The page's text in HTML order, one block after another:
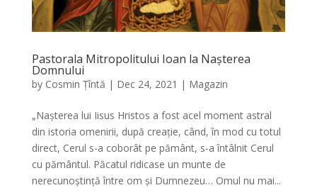
Pastorala Mitropolitului Ioan la Nașterea
Domnului
by Cosmin Țîntă | Dec 24, 2021 | Magazin
„Nașterea lui Iisus Hristos a fost acel moment astral
din istoria omenirii, după creație, când, în mod cu totul
direct, Cerul s-a coborât pe pământ, s-a întâlnit Cerul
cu pământul. Păcatul ridicase un munte de
nerecunoștință între om și Dumnezeu… Omul nu mai...